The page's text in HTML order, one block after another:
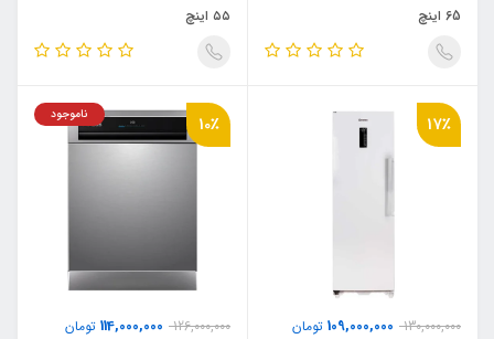
65 اینچ
۵۵ اینچ
17٪
130,000,000
109,000,000 تومان
10٪
126,000,000
114,000,000 تومان
ناموجود